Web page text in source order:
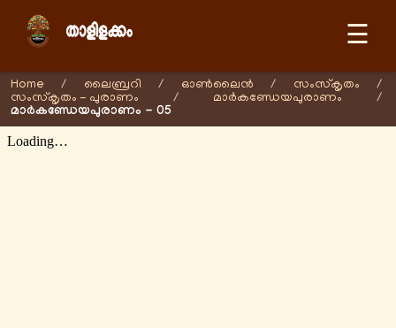
☰
Home / ലൈബ്രറി / ഓണ്‍ലൈന്‍ / സംസ്കൃതം
/
സംസ്കൃതം - പുരാണം
/ മാർകണ്ഡേയപുരാണം /
മാർകണ്ഡേയപുരാണം - 05